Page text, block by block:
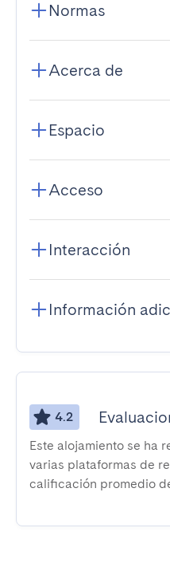
Normas
Acerca de
Espacio
Acceso
Interacción
Información
4.2
Este alojamiento se ha
varias plataformas de
calificación promedio